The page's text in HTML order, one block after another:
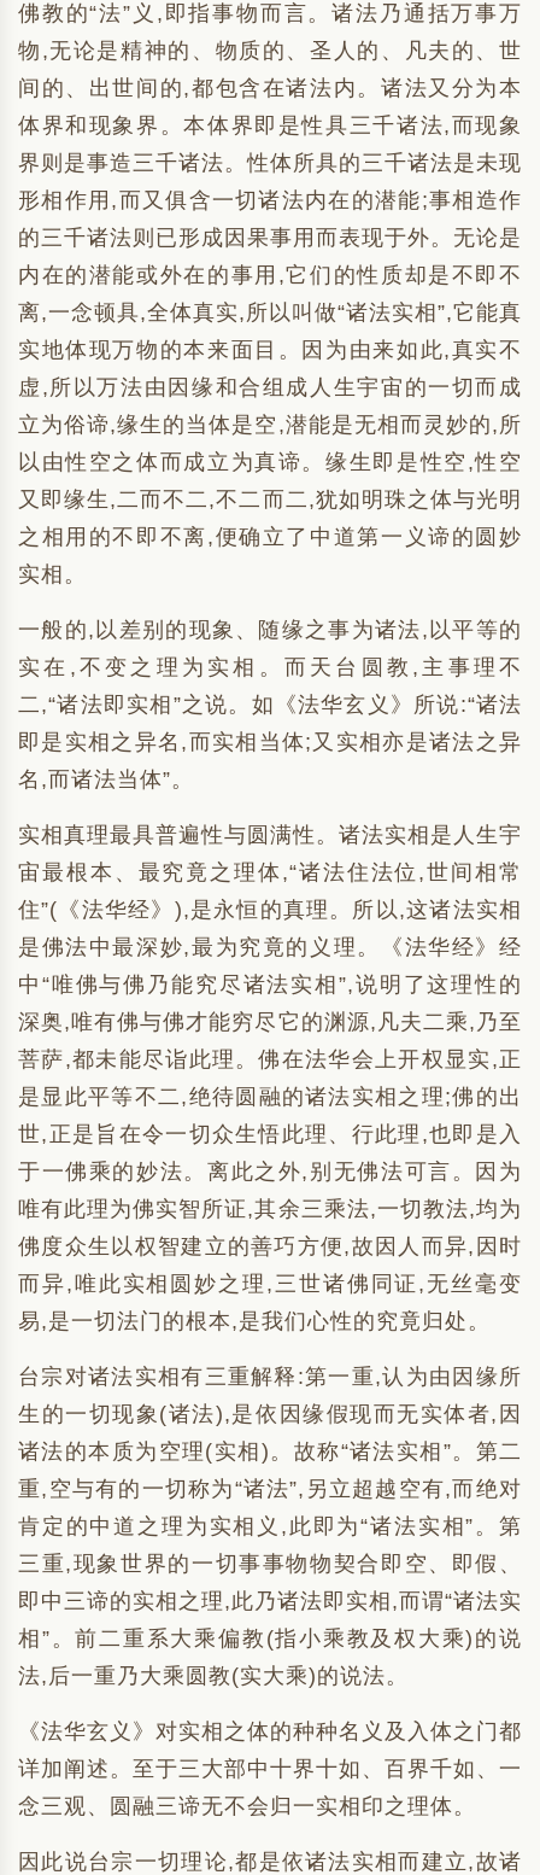
佛教的“法”义,即指事物而言。诸法乃通括万事万
物,无论是精神的、物质的、圣人的、凡夫的、世
间的、出世间的,都包含在诸法内。诸法又分为本
体界和现象界。本体界即是性具三千诸法,而现象
界则是事造三千诸法。性体所具的三千诸法是未现
形相作用,而又俱含一切诸法内在的潜能;事相造作
的三千诸法则已形成因果事用而表现于外。无论是
内在的潜能或外在的事用,它们的性质却是不即不
离,一念顿具,全体真实,所以叫做“诸法实相”,它能真
实地体现万物的本来面目。因为由来如此,真实不
虚,所以万法由因缘和合组成人生宇宙的一切而成
立为俗谛,缘生的当体是空,潜能是无相而灵妙的,所
以由性空之体而成立为真谛。缘生即是性空,性空
又即缘生,二而不二,不二而二,犹如明珠之体与光明
之相用的不即不离,便确立了中道第一义谛的圆妙
实相。
一般的,以差别的现象、随缘之事为诸法,以平等的
实在,不变之理为实相。而天台圆教,主事理不
二,“诸法即实相”之说。如《法华玄义》所说:“诸法
即是实相之异名,而实相当体;又实相亦是诸法之异
名,而诸法当体”。
实相真理最具普遍性与圆满性。诸法实相是人生宇
宙最根本、最究竟之理体,“诸法住法位,世间相常
住”(《法华经》),是永恒的真理。所以,这诸法实相
是佛法中最深妙,最为究竟的义理。《法华经》经
中“唯佛与佛乃能究尽诸法实相”,说明了这理性的
深奥,唯有佛与佛才能穷尽它的渊源,凡夫二乘,乃至
菩萨,都未能尽诣此理。佛在法华会上开权显实,正
是显此平等不二,绝待圆融的诸法实相之理;佛的出
世,正是旨在令一切众生悟此理、行此理,也即是入
于一佛乘的妙法。离此之外,别无佛法可言。因为
唯有此理为佛实智所证,其余三乘法,一切教法,均为
佛度众生以权智建立的善巧方便,故因人而异,因时
而异,唯此实相圆妙之理,三世诸佛同证,无丝毫变
易,是一切法门的根本,是我们心性的究竟归处。
台宗对诸法实相有三重解释:第一重,认为由因缘所
生的一切现象(诸法),是依因缘假现而无实体者,因
诸法的本质为空理(实相)。故称“诸法实相”。第二
重,空与有的一切称为“诸法”,另立超越空有,而绝对
肯定的中道之理为实相义,此即为“诸法实相”。第
三重,现象世界的一切事事物物契合即空、即假、
即中三谛的实相之理,此乃诸法即实相,而谓“诸法实
相”。前二重系大乘偏教(指小乘教及权大乘)的说
法,后一重乃大乘圆教(实大乘)的说法。
《法华玄义》对实相之体的种种名义及入体之门都
详加阐述。至于三大部中十界十如、百界千如、一
念三观、圆融三谛无不会归一实相印之理体。
因此说台宗一切理论,都是依诸法实相而建立,故诸